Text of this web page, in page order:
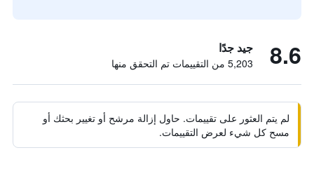
8.6 جيد جدًا
5,203 من التقييمات تم التحقق منها
لم يتم العثور على تقييمات. حاول إزالة مرشح أو تغيير بحثك أو
مسح كل شيء لعرض التقييمات.